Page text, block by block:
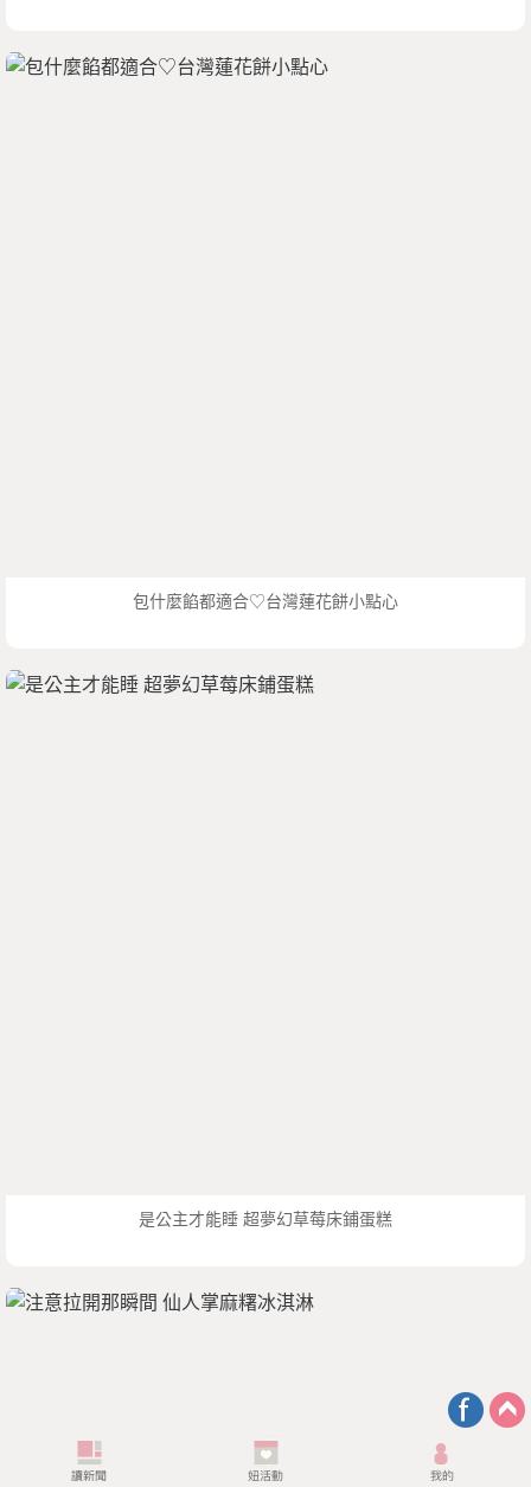
包什麼餡都適合♡台灣蓮花餅小點心
是公主才能睡 超夢幻草莓床鋪蛋糕